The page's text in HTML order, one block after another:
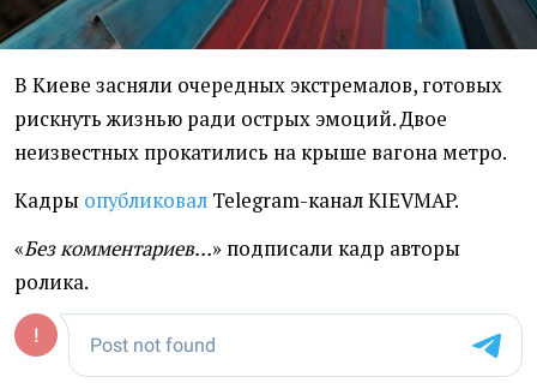
В Киеве засняли очередных экстремалов, готовых
рискнуть жизнью ради острых эмоций. Двое
неизвестных прокатились на крыше вагона метро.
Кадры опубликовал Telegram-канал KIEVMAP.
«Без комментариев…» подписали кадр авторы
ролика.